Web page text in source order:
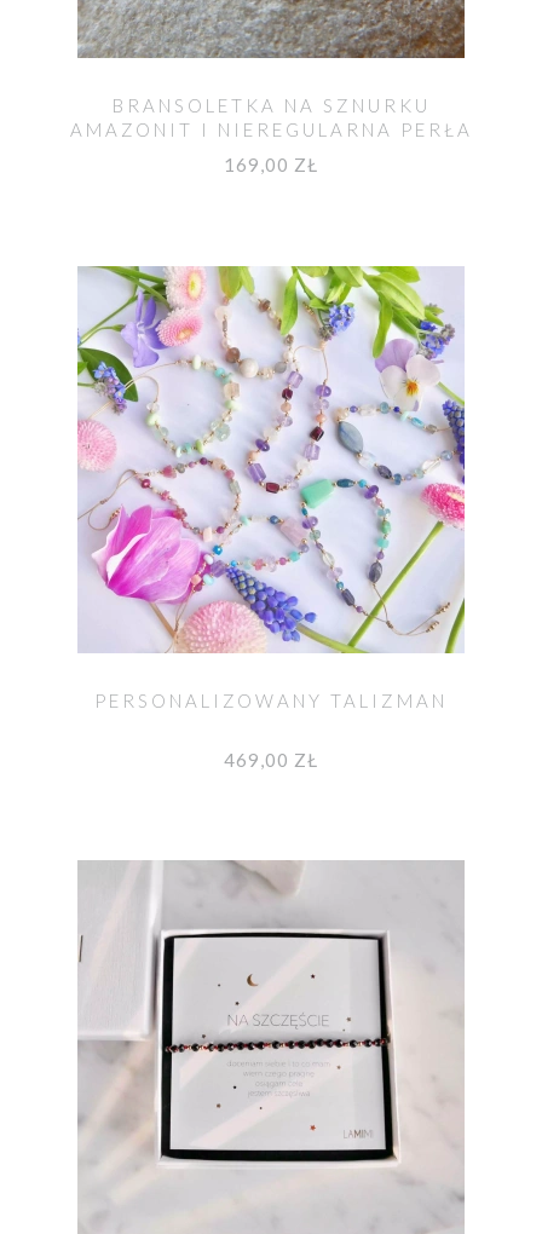
BRANSOLETKA NA SZNURKU
AMAZONIT I NIEREGULARNA PERŁA
MOYA
169,00 ZŁ
PERSONALIZOWANY TALIZMAN
469,00 ZŁ